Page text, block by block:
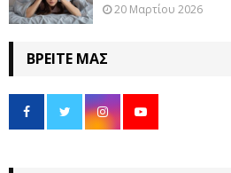
20 Μαρτίου 2026
ΒΡΕΊΤΕ ΜΑΣ